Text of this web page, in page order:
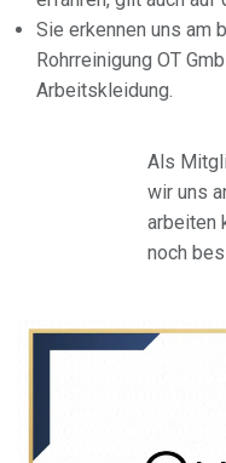
Sie erkennen uns am
Rohrreinigung OT
Arbeitskleidung.
Als
wir uns
arbeiten
noch